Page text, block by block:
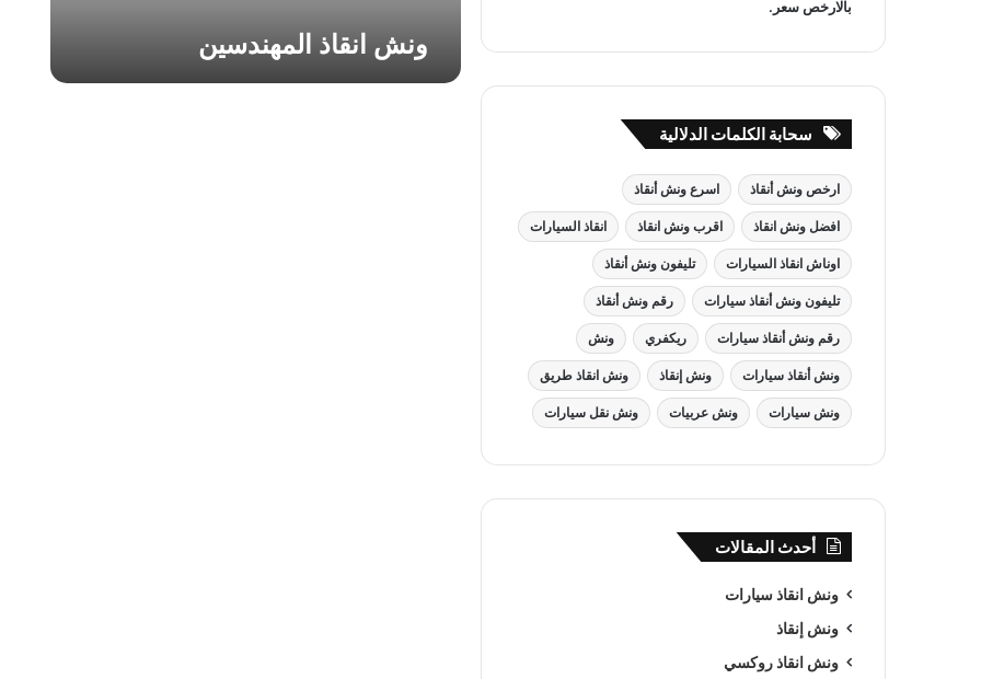
د
س
ونش انقاذ المهندسين
بالارخص سعر.
سحابة الكلمات الدلالية
ارخص ونش أنقاذ اسرع ونش أنقاذ
افضل ونش انقاذ اقرب ونش انقاذ انقاذ السيارات
اوناش انقاذ السيارات تليفون ونش أنقاذ
تليفون ونش أنقاذ سيارات رقم ونش أنقاذ
رقم ونش أنقاذ سيارات ريكفري ونش
ونش أنقاذ سيارات ونش إنقاذ ونش انقاذ طريق
ونش سيارات ونش عربيات ونش نقل سيارات
أحدث المقالات
ونش انقاذ سيارات
ونش إنقاذ
ونش انقاذ روكسي